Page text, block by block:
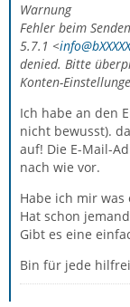
Warnung
Fehler beim
5.7.1 <
denied. Bitte
Konten-
Ich habe an den
nicht bewusst).
auf! Die E-Mail-
nach wie vor.
Habe ich mir was
Hat schon
Gibt es eine
Bin für jede